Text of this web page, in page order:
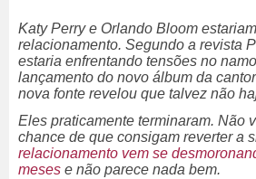
Katy Perry e Orlando Bloom
relacionamento. Segundo a revista
estaria enfrentando tensões no
lançamento do novo álbum da
nova fonte revelou que talvez não
Eles praticamente terminaram. Não
chance de que consigam reverter a
relacionamento vem se
meses e não parece nada bem.